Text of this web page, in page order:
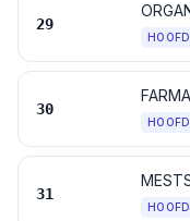
29
30
31